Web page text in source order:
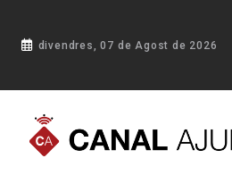
divendres, 07 de Agost de 2026